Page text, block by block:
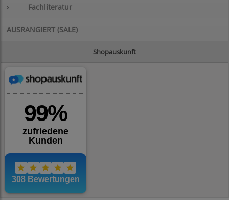
› Fachliteratur
AUSRANGIERT (SALE)
Shopauskunft